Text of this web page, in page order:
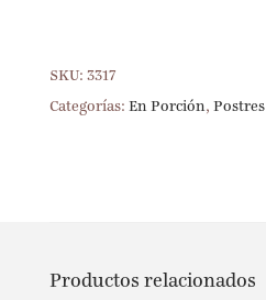
SKU: 3317
Categorías: En Porción, Postres
Productos relacionados